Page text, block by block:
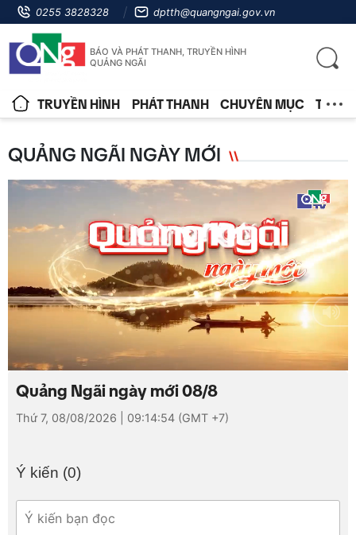
0255 3828328 dptth@quangngai.gov.vn
BÁO VÀ PHÁT THANH, TRUYỀN HÌNH
QUẢNG NGÃI
TRUYỀN HÌNH PHÁT THANH CHUYÊN MỤC TIN
QUẢNG NGÃI NGÀY MỚI
Loaded:
3.06%
Quảng Ngãi ngày mới 08/8
Thứ 7, 08/08/2026 | 09:14:54 (GMT +7)
Ý kiến (0)